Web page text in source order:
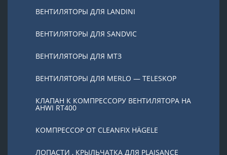
ВЕНТИЛЯТОРЫ ДЛЯ LANDINI
ВЕНТИЛЯТОРЫ ДЛЯ SANDVIC
ВЕНТИЛЯТОРЫ ДЛЯ МТЗ
ВЕНТИЛЯТОРЫ ДЛЯ MERLO — TELESKOP
КЛАПАН К КОМПРЕССОРУ ВЕНТИЛЯТОРА НА
AHWI RT400
КОМПРЕССОР ОТ CLEANFIX HÄGELE
ЛОПАСТИ , КРЫЛЬЧАТКА ДЛЯ PLAISANCE